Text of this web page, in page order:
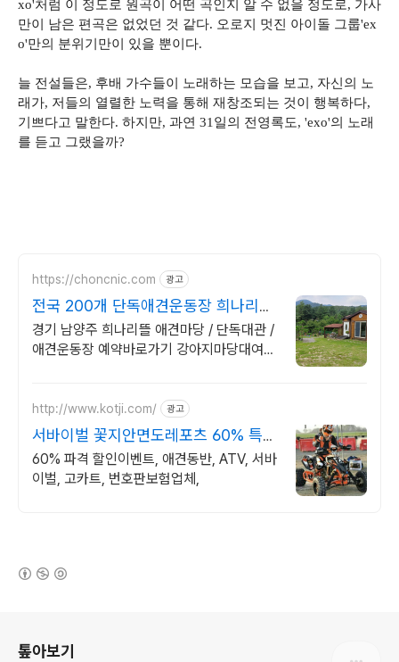
xo'처럼 이 정도로 원곡이 어떤 곡인지 알 수 없을 정도로, 가사
만이 남은 편곡은 없었던 것 같다. 오로지 멋진 아이돌 그룹'ex
o'만의 분위기만이 있을 뿐이다.
늘 전설들은, 후배 가수들이 노래하는 모습을 보고, 자신의 노
래가, 저들의 열렬한 노력을 통해 재창조되는 것이 행복하다,
기쁘다고 말한다. 하지만, 과연 31일의 전영록도, 'exo'의 노래
를 듣고 그랬을까?
https://choncnic.com 광고
전국 200개 단독애견운동장 희나리뜰
애견마당 예약가기
경기 남양주 희나리뜰 애견마당 / 단독대관 /
애견운동장 예약바로가기 강아지마당대여하
http://www.kotji.com/ 광고
서바이벌 꽃지안면도레포츠 60% 특별
할인 진행중!
60% 파격 할인이벤트, 애견동반, ATV, 서바
이벌, 고카트, 번호판보험업체,
톺아보기